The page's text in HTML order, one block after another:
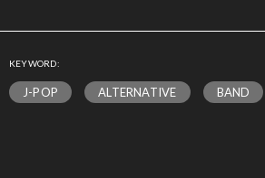
KEYWORD:
J-POP ALTERNATIVE BAND